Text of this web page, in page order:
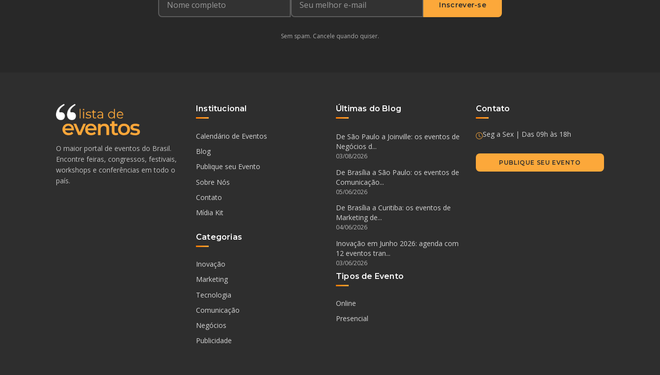
Inscrever-se
Sem spam. Cancele quando quiser.
O maior portal de eventos do Brasil.
Encontre feiras, congressos, festivais,
workshops e conferências em todo o
país.
Institucional
Calendário de Eventos
Blog
Publique seu Evento
Sobre Nós
Contato
Mídia Kit
Categorias
Inovação
Marketing
Tecnologia
Comunicação
Negócios
Publicidade
Últimas do Blog
De São Paulo a Joinville: os eventos de
Negócios d...
03/08/2026
De Brasília a São Paulo: os eventos de
Comunicação...
05/06/2026
De Brasília a Curitiba: os eventos de
Marketing de...
04/06/2026
Inovação em Junho 2026: agenda com
12 eventos tran...
03/06/2026
Tipos de Evento
Online
Presencial
Contato
Seg a Sex | Das 09h às 18h
PUBLIQUE SEU EVENTO